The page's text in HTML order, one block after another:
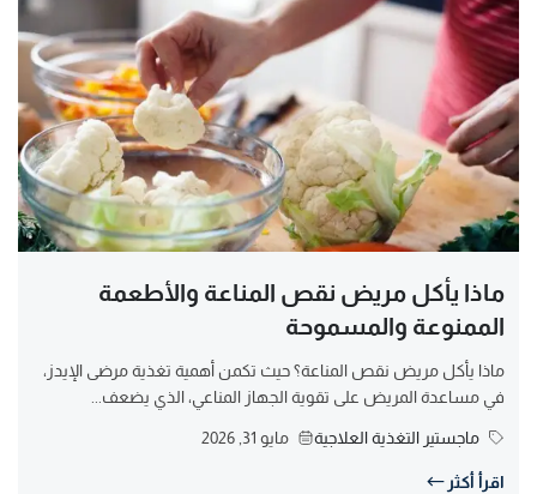
ماذا يأكل مريض نقص المناعة والأطعمة
الممنوعة والمسموحة
ماذا يأكل مريض نقص المناعة؟ حيث تكمن أهمية تغذية مرضى الإيدز،
في مساعدة المريض على تقوية الجهاز المناعي، الذي يضعف...
ماجستير التغذية العلاجية مايو 31, 2026
اقرأ أكثر